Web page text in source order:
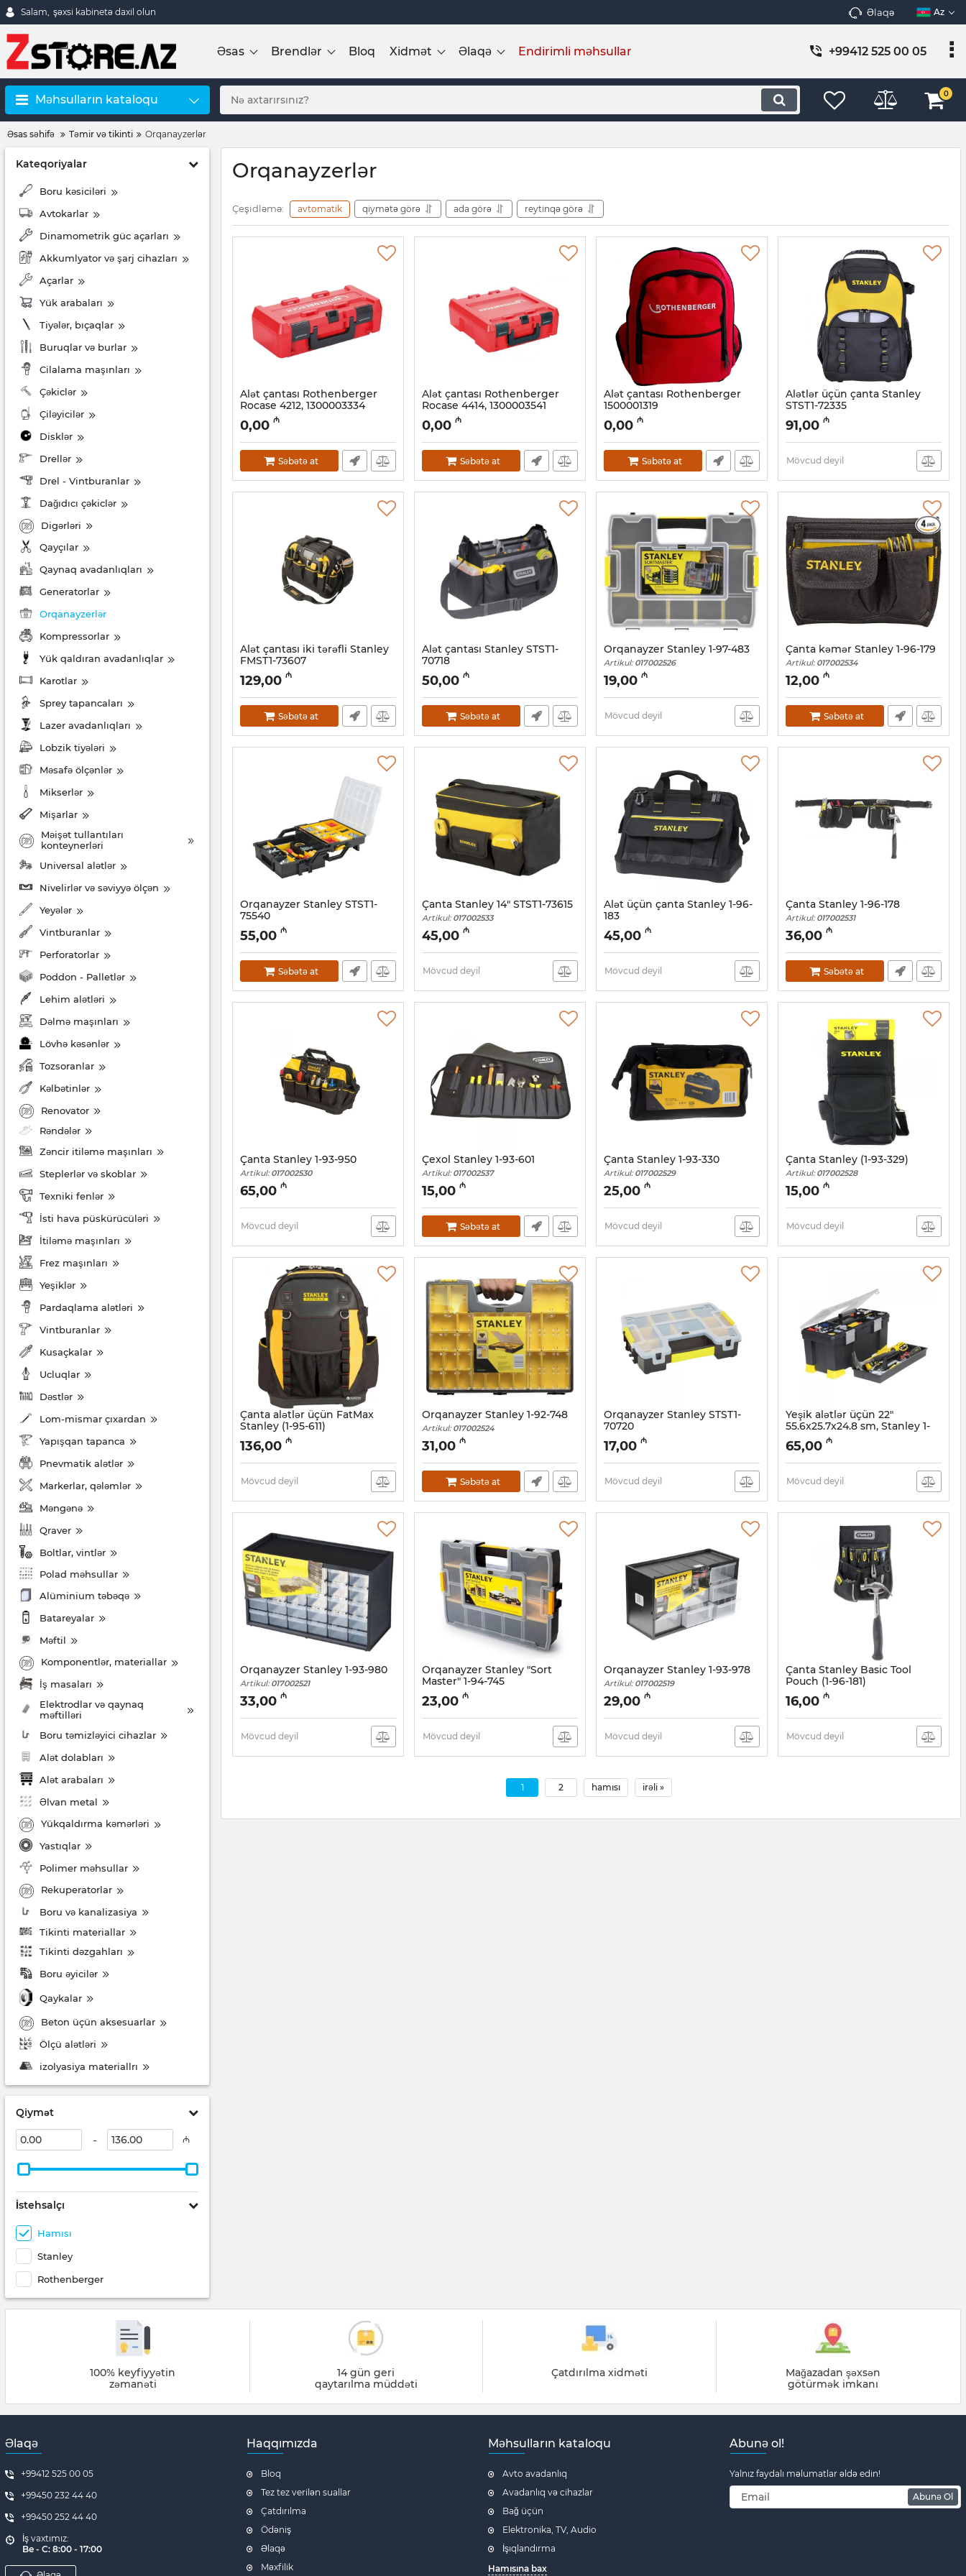
Salam, şəxsi kabinetə daxil olun Əlaqə Az
Əsas Brendlər Bloq Xidmət Əlaqə Endirimli məhsullar +99412 525 00 05
Məhsulların kataloqu 0
Əsas səhifə Təmir və tikinti Orqanayzerlər
Kateqoriyalar
Boru kəsiciləri
Avtokarlar
Dinamometrik güc açarları
Akkumlyator və şarj cihazları
Açarlar
Yük arabaları
Tiyələr, bıçaqlar
Buruqlar və burlar
Cilalama maşınları
Çəkiclər
Çiləyicilər
Disklər
Drellər
Drel - Vintburanlar
Dağıdıcı çəkiclər
Digərləri
Qayçılar
Qaynaq avadanlıqları
Generatorlar
Orqanayzerlər
Kompressorlar
Yük qaldıran avadanlıqlar
Karotlar
Sprey tapancaları
Lazer avadanlıqları
Lobzik tiyələri
Məsafə ölçənlər
Mikserlər
Mişarlar
Məişət tullantıları
konteynerləri
Universal alətlər
Nivelirlər və səviyyə ölçən
Yeyələr
Vintburanlar
Perforatorlar
Poddon - Palletlər
Lehim alətləri
Dəlmə maşınları
Lövhə kəsənlər
Tozsoranlar
Kəlbətinlər
Renovator
Rəndələr
Zəncir itiləmə maşınları
Steplerlər və skoblar
Texniki fenlər
İsti hava püskürücüləri
İtiləmə maşınları
Frez maşınları
Yeşiklər
Pardaqlama alətləri
Vintburanlar
Kusaçkalar
Ucluqlar
Dəstlər
Lom-mismar çıxardan
Yapışqan tapanca
Pnevmatik alətlər
Markerlar, qələmlər
Məngənə
Qraver
Boltlar, vintlər
Polad məhsullar
Alüminium təbəqə
Batareyalar
Məftil
Komponentlər, materiallar
İş masaları
Elektrodlar və qaynaq
məftilləri
Boru təmizləyici cihazlar
Alət dolabları
Alət arabaları
Əlvan metal
Yükqaldırma kəmərləri
Yastıqlar
Polimer məhsullar
Rekuperatorlar
Boru və kanalizasiya
Tikinti materiallar
Tikinti dəzgahları
Boru əyicilər
Qaykalar
Beton üçün aksesuarlar
Ölçü alətləri
izolyasiya materiallrı
Qiymət
- ₼
İstehsalçı
Hamısı
Stanley
Rothenberger
Orqanayzerlər
Çeşidləmə: avtomatik qiymətə görə ada görə reytinqə görə
Alət çantası Rothenberger
Rocase 4212, 1300003334
Artikul: 044001034
0,00 ₼
Səbətə at
Alət çantası Rothenberger
Rocase 4414, 1300003541
Artikul: 044001033
0,00 ₼
Səbətə at
Alət çantası Rothenberger
1500001319
Artikul: 044001032
0,00 ₼
Səbətə at
Alətlər üçün çanta Stanley
STST1-72335
Artikul: 017002334
91,00 ₼
Mövcud deyil
Alət çantası iki tərəfli Stanley
FMST1-73607
Artikul: 017002536
129,00 ₼
Səbətə at
Alət çantası Stanley STST1-
70718
Artikul: 017002535
50,00 ₼
Səbətə at
Orqanayzer Stanley 1-97-483
Artikul: 017002526
19,00 ₼
Mövcud deyil
Çanta kəmər Stanley 1-96-179
Artikul: 017002534
12,00 ₼
Səbətə at
Orqanayzer Stanley STST1-
75540
Artikul: 017002525
55,00 ₼
Səbətə at
Çanta Stanley 14" STST1-73615
Artikul: 017002533
45,00 ₼
Mövcud deyil
Alət üçün çanta Stanley 1-96-
183
Artikul: 017002532
45,00 ₼
Mövcud deyil
Çanta Stanley 1-96-178
Artikul: 017002531
36,00 ₼
Səbətə at
Çanta Stanley 1-93-950
Artikul: 017002530
65,00 ₼
Mövcud deyil
Çexol Stanley 1-93-601
Artikul: 017002537
15,00 ₼
Səbətə at
Çanta Stanley 1-93-330
Artikul: 017002529
25,00 ₼
Mövcud deyil
Çanta Stanley (1-93-329)
Artikul: 017002528
15,00 ₼
Mövcud deyil
Çanta alətlər üçün FatMax
Stanley (1-95-611)
Artikul: 017002538
136,00 ₼
Mövcud deyil
Orqanayzer Stanley 1-92-748
Artikul: 017002524
31,00 ₼
Səbətə at
Orqanayzer Stanley STST1-
70720
Artikul: 017002523
17,00 ₼
Mövcud deyil
Yeşik alətlər üçün 22"
55.6x25.7x24.8 sm, Stanley 1-
Artikul: 017002522
65,00 ₼
Mövcud deyil
Orqanayzer Stanley 1-93-980
Artikul: 017002521
33,00 ₼
Mövcud deyil
Orqanayzer Stanley "Sort
Master" 1-94-745
Artikul: 017002520
23,00 ₼
Mövcud deyil
Orqanayzer Stanley 1-93-978
Artikul: 017002519
29,00 ₼
Mövcud deyil
Çanta Stanley Basic Tool
Pouch (1-96-181)
Artikul: 017002527
16,00 ₼
Mövcud deyil
1 2 hamısı irəli »
100% keyfiyyətin
zəmanəti
14 gün geri
qaytarılma müddəti
Çatdırılma xidməti
Mağazadan şəxsən
götürmək imkanı
Əlaqə
+99412 525 00 05
+99450 232 44 40
+99450 252 44 40
İş vaxtımız:
Be - C: 8:00 - 17:00
Haqqımızda
Bloq
Tez tez verilən suallar
Çatdırılma
Ödəniş
Əlaqə
Məxfilik
Məhsulların kataloqu
Avto avadanlıq
Avadanlıq və cihazlar
Bağ üçün
Elektronika, TV, Audio
İşıqlandırma
Hamısına bax
Abunə ol!
Yalnız faydalı məlumatlar əldə edin!
Abunə Ol